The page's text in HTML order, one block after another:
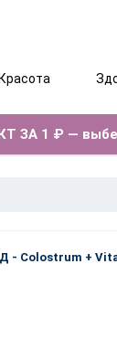
ЗА 1 ₽ —
- Colostrum +